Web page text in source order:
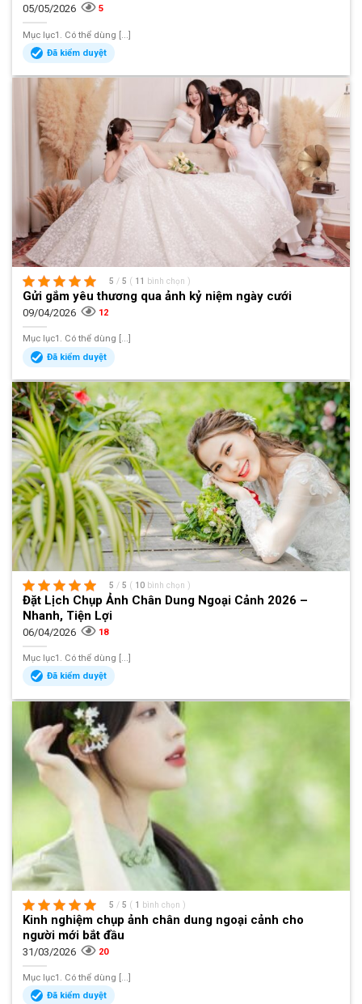
05/05/2026 5
Mục lục1. Có thể dùng [...]
Đã kiểm duyệt
5 / 5 ( 11 bình chọn )
Gửi gắm yêu thương qua ảnh kỷ niệm ngày cưới
09/04/2026 12
Mục lục1. Có thể dùng [...]
Đã kiểm duyệt
5 / 5 ( 10 bình chọn )
Đặt Lịch Chụp Ảnh Chân Dung Ngoại Cảnh 2026 –
Nhanh, Tiện Lợi
06/04/2026 18
Mục lục1. Có thể dùng [...]
Đã kiểm duyệt
5 / 5 ( 1 bình chọn )
Kinh nghiệm chụp ảnh chân dung ngoại cảnh cho
người mới bắt đầu
31/03/2026 20
Mục lục1. Có thể dùng [...]
Đã kiểm duyệt